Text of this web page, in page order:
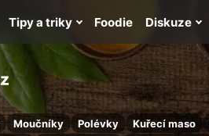
Moučníky Polévky Kuřecí maso
Tipy a triky Foodie Diskuze